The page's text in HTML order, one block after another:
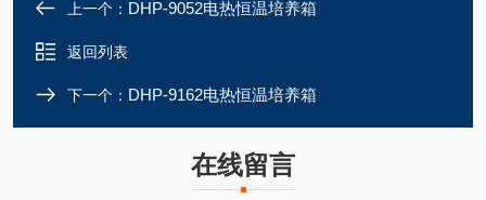
上一个： DHP-9052电热恒温培养箱
返回列表
下一个： DHP-9162电热恒温培养箱
在线留言